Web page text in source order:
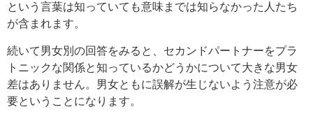
という言葉は知っていても意味までは知らなかった人たち
が含まれます。
続いて男女別の回答をみると、セカンドパートナーをプラ
トニックな関係と知っているかどうかについて大きな男女
差はありません。男女ともに誤解が生じないよう注意が必
要ということになります。